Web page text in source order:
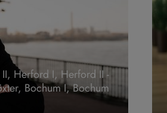
Herford I, Herford II -
Bochum I, Bochum